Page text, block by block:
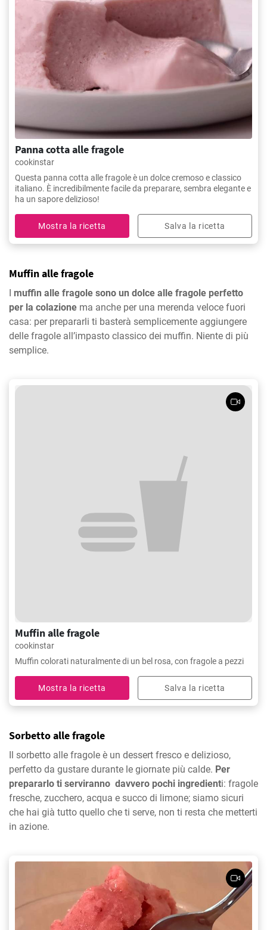
Panna cotta alle fragole
cookinstar
Questa panna cotta alle fragole è un dolce cremoso e classico
italiano. È incredibilmente facile da preparare, sembra elegante e
ha un sapore delizioso!
Mostra la ricetta Salva la ricetta
Muffin alle fragole
I muffin alle fragole sono un dolce alle fragole perfetto
per la colazione ma anche per una merenda veloce fuori
casa: per prepararli ti basterà semplicemente aggiungere
delle fragole all’impasto classico dei muffin. Niente di più
semplice.
Muffin alle fragole
cookinstar
Muffin colorati naturalmente di un bel rosa, con fragole a pezzi
Mostra la ricetta Salva la ricetta
Sorbetto alle fragole
Il sorbetto alle fragole è un dessert fresco e delizioso,
perfetto da gustare durante le giornate più calde. Per
prepararlo ti serviranno davvero pochi ingredienti: fragole
fresche, zucchero, acqua e succo di limone; siamo sicuri
che hai già tutto quello che ti serve, non ti resta che metterti
in azione.